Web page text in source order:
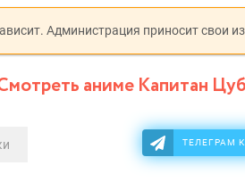
Администрация приносит свои
аниме Капитан
ТЕЛЕГРАМ